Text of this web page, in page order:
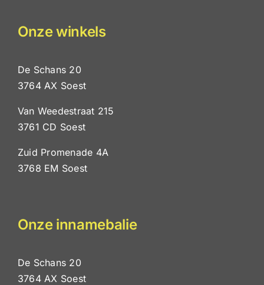
Onze winkels
De Schans 20
3764 AX Soest
Van Weedestraat 215
3761 CD Soest
Zuid Promenade 4A
3768 EM Soest
Onze innamebalie
De Schans 20
3764 AX Soest